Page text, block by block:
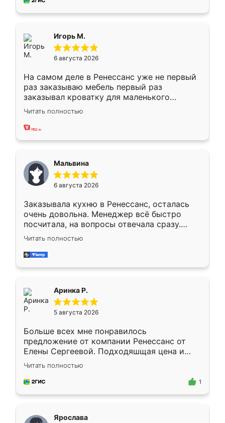
Игорь М.
6 августа 2026
На самом деле в Ренессанс уже не первый
раз заказываю мебель первый раз
заказывал кроватку для маленького
ребёнка при его рождении ,во второй раз
заказал шкаф-купе. По качеству очень
хорошее сборка достаточно быстрая,
меньше, здесь же он более разнообразный.
Мне нравится ,если что-то потребуется из
мебели буду заказывать только здесь.
Читать полностью
Мальвина
6 августа 2026
Заказывала кухню в Ренессанс, осталась
очень довольна. Менеджер всё быстро
посчитала, на вопросы отвечала сразу.
Замерщик приехал в субботу, подошёл к
делу со всей ответственностью. Собрали
за день, ребята работали аккуратно, даже
Читать полностью
Аринка Р.
5 августа 2026
Больше всех мне понравилось
предложение от компании Ренессанс от
Елены Сергеевой. Подходяшщая цена и
короткие сроки изготовления. Приехавший
для замера сотрудник Владислав
предложил по моему эскизу самый
Читать полностью
1
Ярослава